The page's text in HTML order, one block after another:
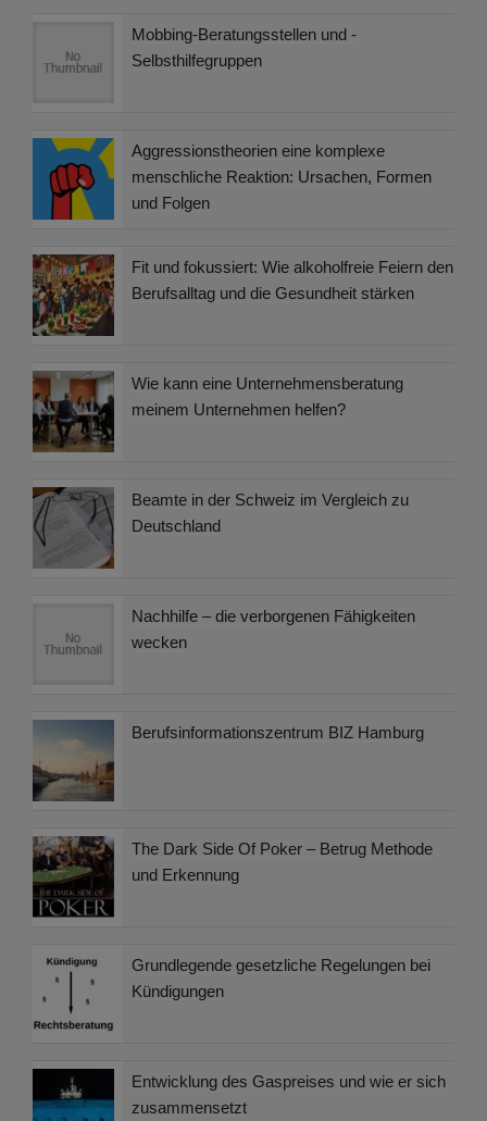
Mobbing-Beratungsstellen und -
Selbsthilfegruppen
Aggressionstheorien eine komplexe
menschliche Reaktion: Ursachen, Formen
und Folgen
Fit und fokussiert: Wie alkoholfreie Feiern den
Berufsalltag und die Gesundheit stärken
Wie kann eine Unternehmensberatung
meinem Unternehmen helfen?
Beamte in der Schweiz im Vergleich zu
Deutschland
Nachhilfe – die verborgenen Fähigkeiten
wecken
Berufsinformationszentrum BIZ Hamburg
The Dark Side Of Poker – Betrug Methode
und Erkennung
Grundlegende gesetzliche Regelungen bei
Kündigungen
Entwicklung des Gaspreises und wie er sich
zusammensetzt